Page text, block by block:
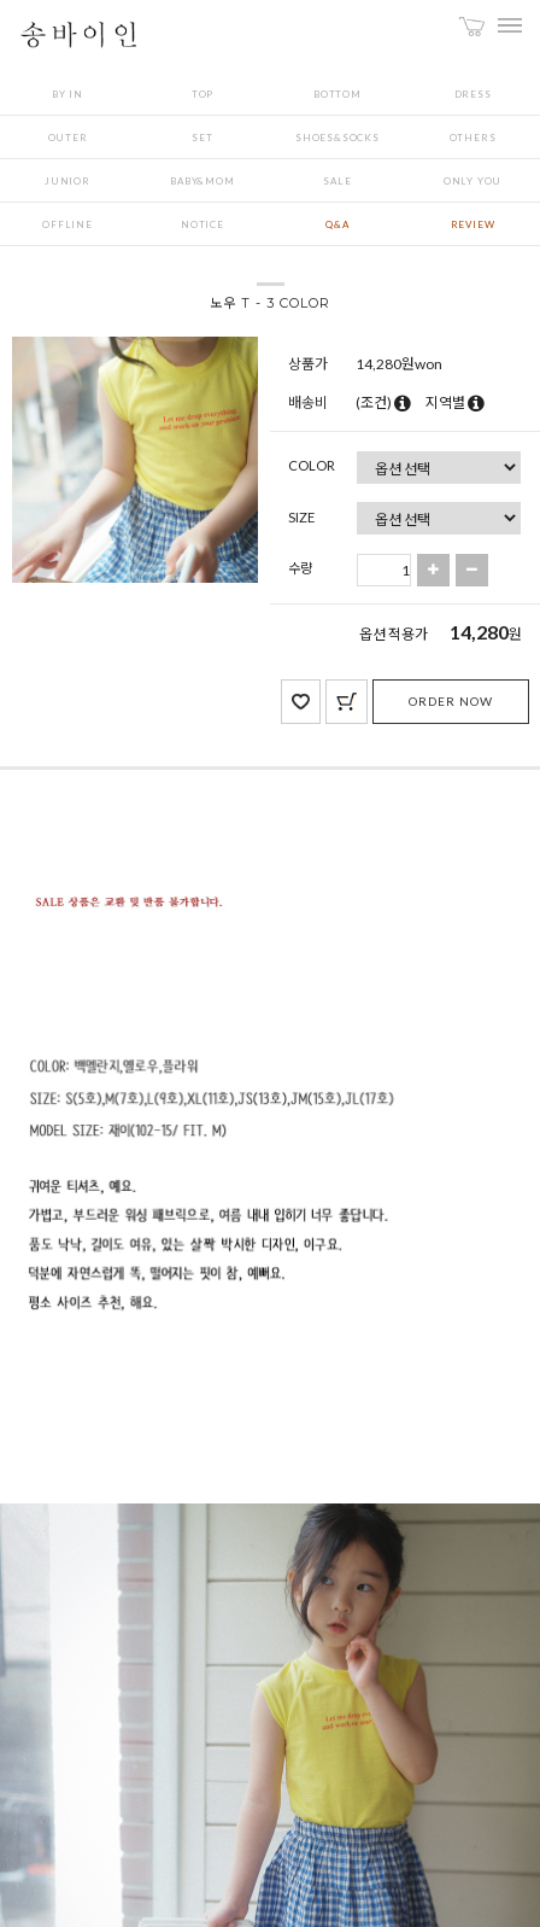
BY IN TOP BOTTOM DRESS
OUTER SET SHOES&SOCKS OTHERS
JUNIOR BABY&MOM SALE ONLY YOU
OFFLINE NOTICE Q&A REVIEW
노우 T - 3 COLOR
상품가 14,280원won
배송비 (조건) 지역별
COLOR
SIZE
수량
옵션 적용가 14,280원
ORDER NOW